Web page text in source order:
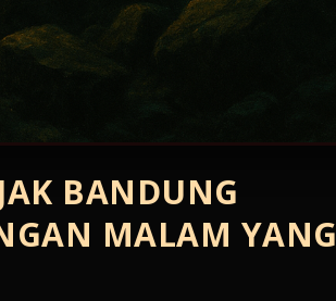
BANDUNG
MALAM YANG